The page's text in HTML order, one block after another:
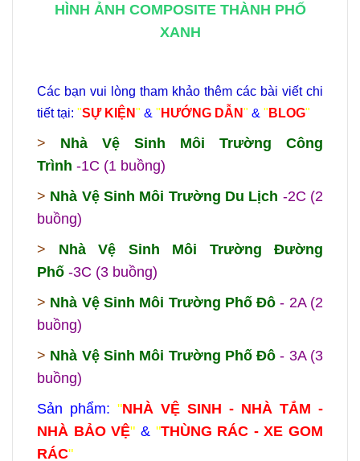
HÌNH ẢNH COMPOSITE THÀNH PHỐ
XANH
Các bạn vui lòng tham khảo thêm các bài viết chi
tiết tại: "SỰ KIỆN" & " HƯỚNG DẪN" & " BLOG"
>
Nhà Vệ Sinh Môi Trường Công
Trình -1C (1 buồng)
> Nhà Vệ Sinh Môi Trường Du Lịch -2C (2
buồng)
>
Nhà Vệ Sinh Môi Trường Đường
Phố -3C (3 buồng)
> Nhà Vệ Sinh Môi Trường Phố Đô - 2A (2
buồng)
> Nhà Vệ Sinh Môi Trường Phố Đô - 3A (3
buồng)
Sản phẩm: "NHÀ VỆ SINH - NHÀ TẮM -
NHÀ BẢO VỆ" & "THÙNG RÁC - XE GOM
RÁC"